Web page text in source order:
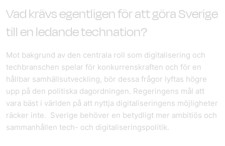
Vad krävs egentligen för att göra Sverige
till en ledande technation?
Mot bakgrund av den centrala roll som digitalisering och
techbranschen spelar för konkurrenskraften och för en
hållbar samhällsutveckling, bör dessa frågor lyftas högre
upp på den politiska dagordningen. Regeringens mål att
vara bäst i världen på att nyttja digitaliseringens möjligheter
räcker inte. Sverige behöver en betydligt mer ambitiös och
sammanhållen tech- och digitaliseringspolitik.